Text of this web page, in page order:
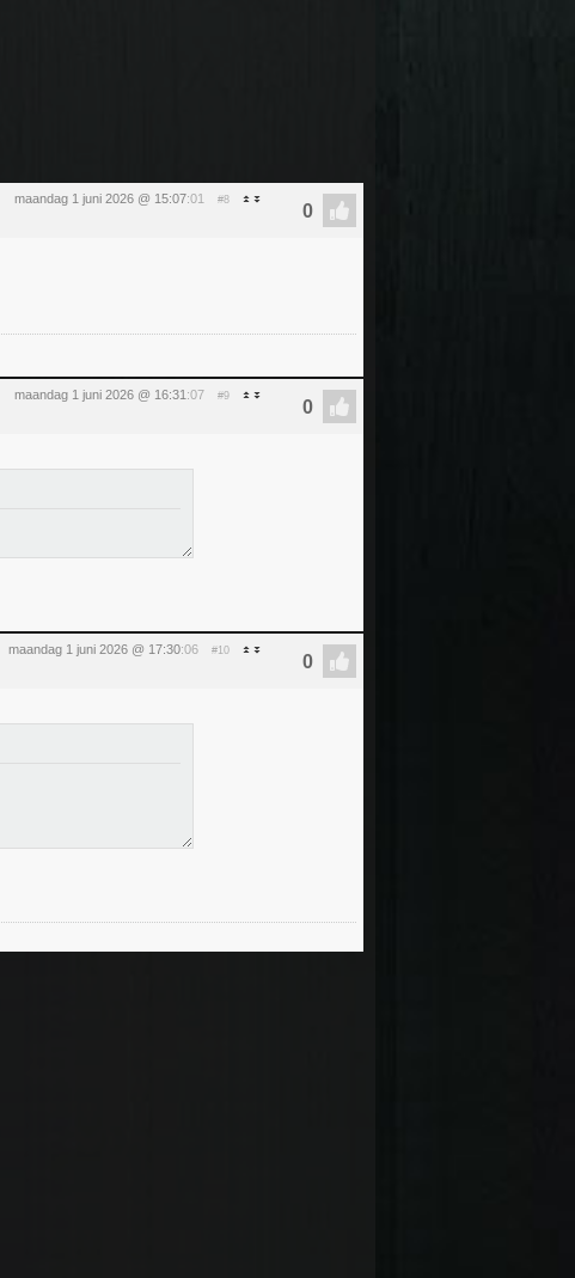
maandag 1 juni 2026 @ 15:07:01 #8
maandag 1 juni 2026 @ 16:31 :07 #9
maandag 1 juni 2026 @ 17:30:06 #10